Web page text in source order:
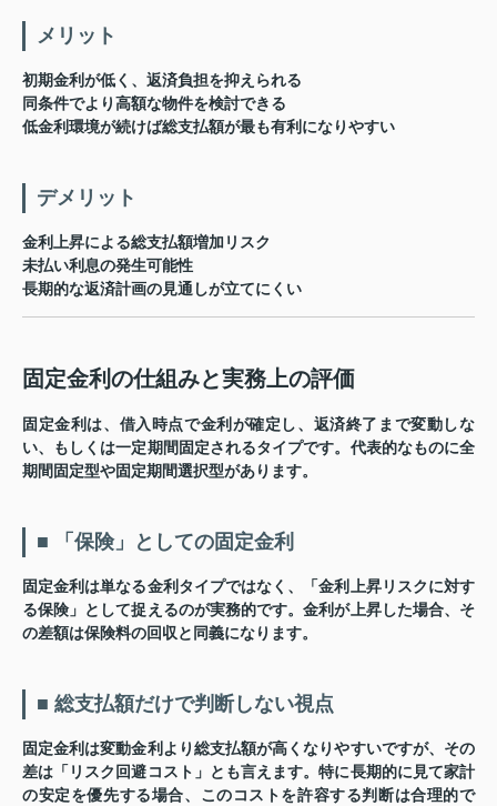
メリット
初期金利が低く、返済負担を抑えられる
同条件でより高額な物件を検討できる
低金利環境が続けば総支払額が最も有利になりやすい
デメリット
金利上昇による総支払額増加リスク
未払い利息の発生可能性
長期的な返済計画の見通しが立てにくい
固定金利の仕組みと実務上の評価
固定金利は、借入時点で金利が確定し、返済終了まで変動しな
い、もしくは一定期間固定されるタイプです。代表的なものに全
期間固定型や固定期間選択型があります。
■ 「保険」としての固定金利
固定金利は単なる金利タイプではなく、「金利上昇リスクに対す
る保険」として捉えるのが実務的です。金利が上昇した場合、そ
の差額は保険料の回収と同義になります。
■ 総支払額だけで判断しない視点
固定金利は変動金利より総支払額が高くなりやすいですが、その
差は「リスク回避コスト」とも言えます。特に長期的に見て家計
の安定を優先する場合、このコストを許容する判断は合理的で